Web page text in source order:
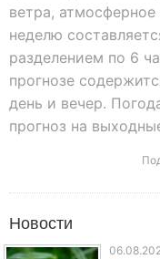
ветра,
неделю
разделением по 6
прогнозе
день и вечер.
прогноз на
Новости